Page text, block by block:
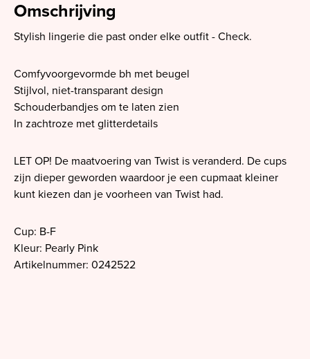
Omschrijving
Stylish lingerie die past onder elke outfit - Check.
Comfyvoorgevormde bh met beugel
Stijlvol, niet-transparant design
Schouderbandjes om te laten zien
In zachtroze met glitterdetails
LET OP! De maatvoering van Twist is veranderd. De cups
zijn dieper geworden waardoor je een cupmaat kleiner
kunt kiezen dan je voorheen van Twist had.
Cup: B-F
Kleur: Pearly Pink
Artikelnummer: 0242522